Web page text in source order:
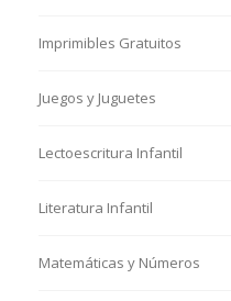
Imprimibles Gratuitos
Juegos y Juguetes
Lectoescritura Infantil
Literatura Infantil
Matemáticas y Números